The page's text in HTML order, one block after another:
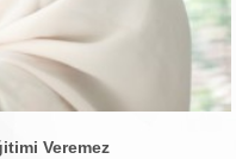
Veremez